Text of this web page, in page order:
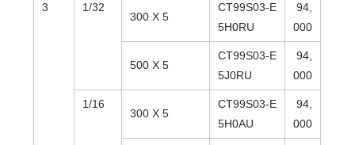
3 1/32
300 X 5
CT99S03-E
5H0RU
94,
000
500 X 5
CT99S03-E
5J0RU
94,
000
1/16
300 X 5
CT99S03-E
5H0AU
94,
000